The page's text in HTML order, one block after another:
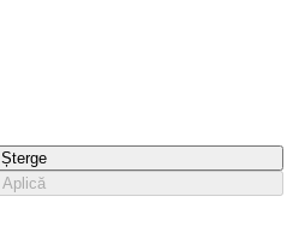
Șterge
Aplică